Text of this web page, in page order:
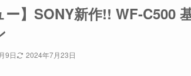
ー】SONY新作!! WF-C500
9日 2024年7月23日